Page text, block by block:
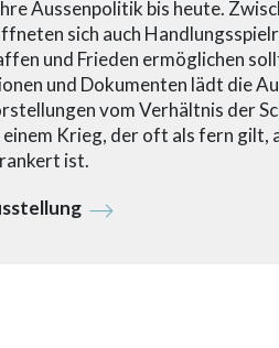
Aussenpolitik bis heute.
sich auch
und Frieden ermöglichen
und Dokumenten lädt die
vom Verhältnis der
Krieg, der oft als fern gilt,
ist.